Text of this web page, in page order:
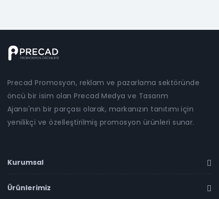
Precad Promosyon, reklam ve pazarlama sektöründe
öncü bir isim olan Precad Medya ve Tasarım
Ajansı'nın bir parçası olarak, markanızın tanıtımı için
yenilikçi ve özelleştirilmiş promosyon ürünleri sunar.
Kurumsal
Ürünlerimiz